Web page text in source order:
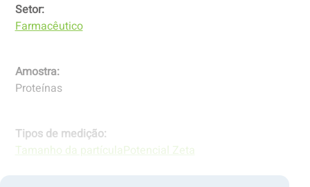
Setor:
Farmacêutico
Amostra:
Proteínas
Tipos de medição:
Tamanho da partículaPotencial Zeta